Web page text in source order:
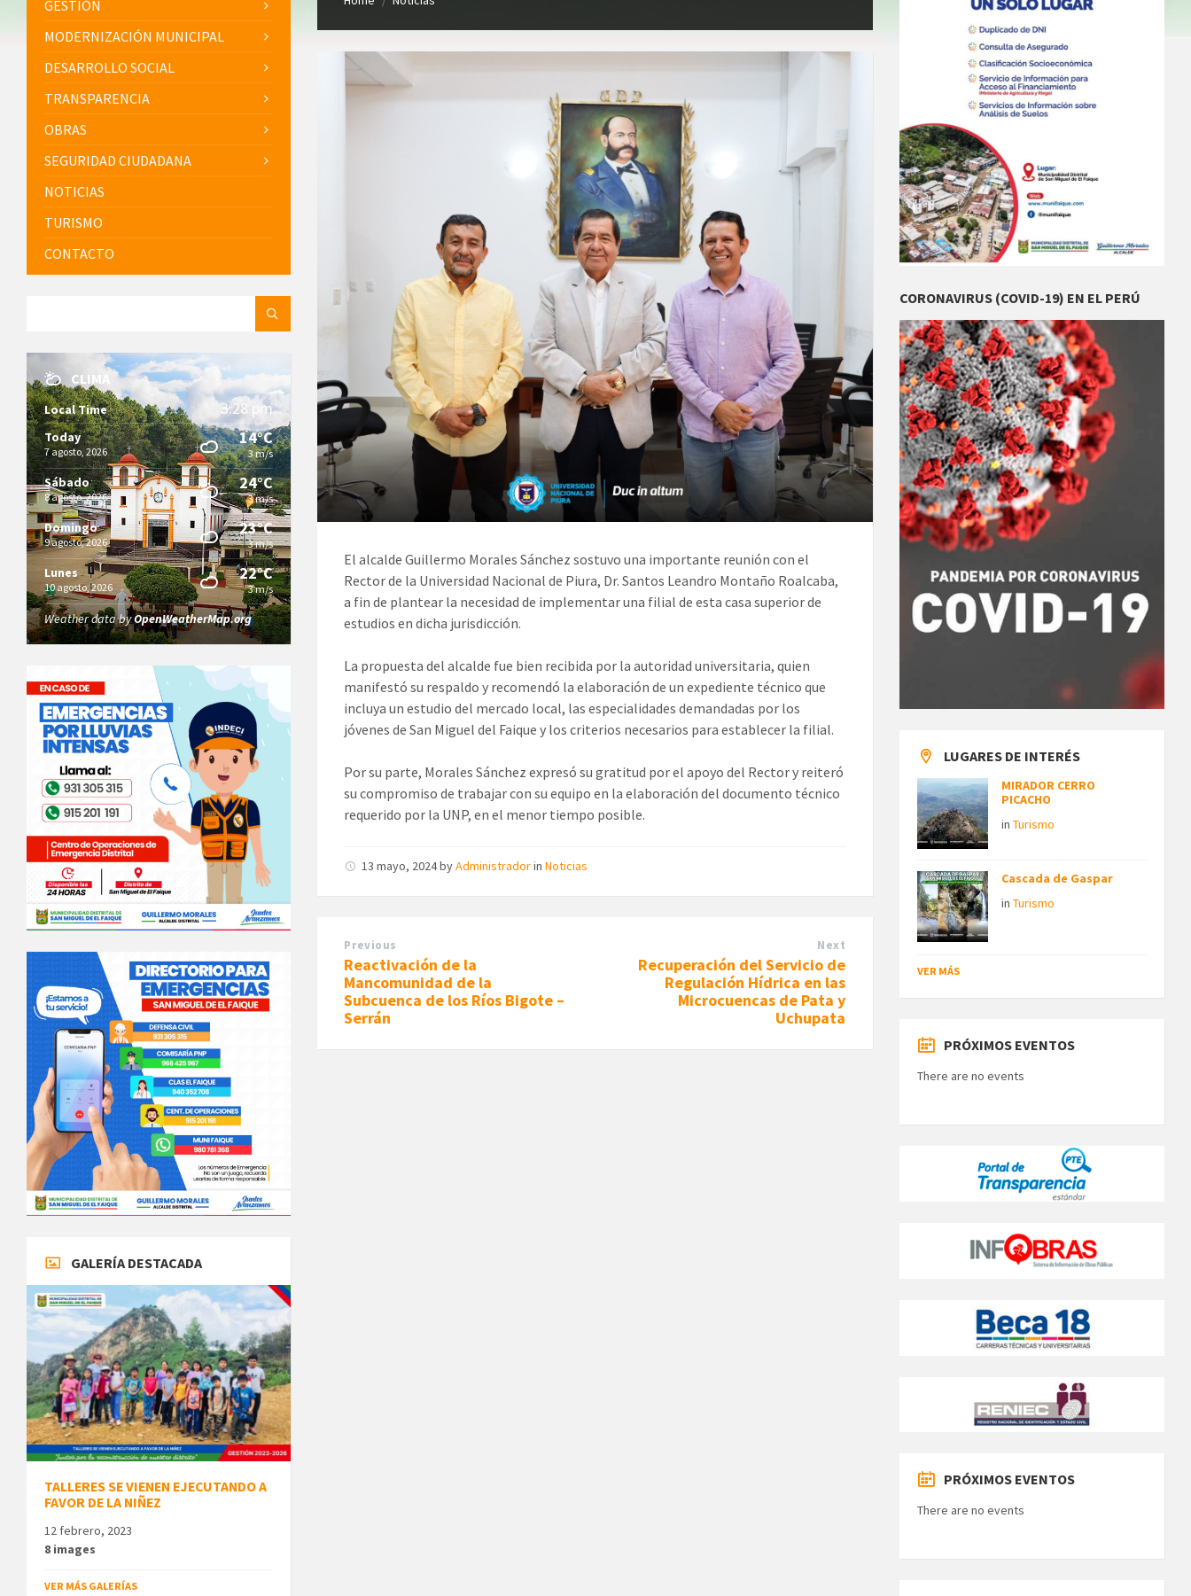
El alcalde Guillermo Morales Sánchez sostuvo una importante reunión con el
Rector de la Universidad Nacional de Piura, Dr. Santos Leandro Montaño Roalcaba,
a fin de plantear la necesidad de implementar una filial de esta casa superior de
estudios en dicha jurisdicción.
La propuesta del alcalde fue bien recibida por la autoridad universitaria, quien
manifestó su respaldo y recomendó la elaboración de un expediente técnico que
incluya un estudio del mercado local, las especialidades demandadas por los
jóvenes de San Miguel del Faique y los criterios necesarios para establecer la filial.
Por su parte, Morales Sánchez expresó su gratitud por el apoyo del Rector y reiteró
su compromiso de trabajar con su equipo en la elaboración del documento técnico
requerido por la UNP, en el menor tiempo posible.
13 mayo, 2024byAdministradorinNoticias
Previous
Reactivación de la
Mancomunidad de la
Subcuenca de los Ríos Bigote –
Serrán
Next
Recuperación del Servicio de
Regulación Hídrica en las
Microcuencas de Pata y
Uchupata
GESTIÓN
MODERNIZACIÓN MUNICIPAL
DESARROLLO SOCIAL
TRANSPARENCIA
OBRAS
SEGURIDAD CIUDADANA
NOTICIAS
TURISMO
CONTACTO
CLIMA
Local Time 3:28 pm
Today
7 agosto, 2026
14°C
3 m/s
Sábado
8 agosto, 2026
24°C
3 m/s
Domingo
9 agosto, 2026
23°C
3 m/s
Lunes
10 agosto, 2026
22°C
3 m/s
Weather data byOpenWeatherMap.org
GALERÍA DESTACADA
TALLERES SE VIENEN EJECUTANDO A
FAVOR DE LA NIÑEZ
12 febrero, 2023
8 images
VER MÁS GALERÍAS
CORONAVIRUS (COVID-19) EN EL PERÚ
LUGARES DE INTERÉS
MIRADOR CERRO
PICACHO
inTurismo
Cascada de Gaspar
inTurismo
VER MÁS
PRÓXIMOS EVENTOS
There are no events
PRÓXIMOS EVENTOS
There are no events